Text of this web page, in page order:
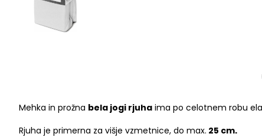
Mehka in prožna bela jogi rjuha ima po celotnem robu
Rjuha je primerna za višje vzmetnice, do max. 25 cm.